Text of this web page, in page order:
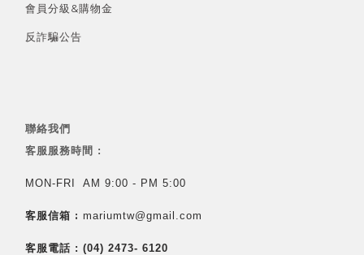
會員分級&購物金
反詐騙公告
聯絡我們
客服服務時間 :
MON-FRI AM 9:00 - PM 5:00
客服信箱 : mariumtw@gmail.com
客服電話 : (04) 2473- 6120